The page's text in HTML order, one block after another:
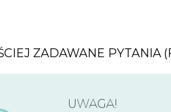
ZADAWANE PYTANIA
UWAGA!